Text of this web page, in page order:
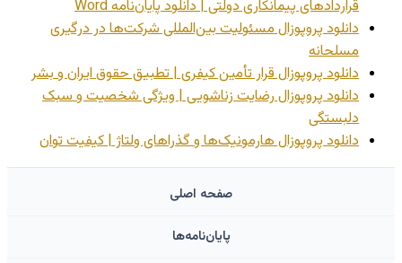
قراردادهای پیمانکاری دولتی | دانلود پایان‌نامه Word
دانلود پروپوزال مسئولیت بین‌المللی شرکت‌ها در درگیری
مسلحانه
دانلود پروپوزال قرار تأمین کیفری | تطبیق حقوق ایران و بشر
دانلود پروپوزال رضایت زناشویی | ویژگی شخصیت و سبک
دلبستگی
دانلود پروپوزال هارمونیک‌ها و گذراهای ولتاژ | کیفیت توان
صفحه اصلی
پایان‌نامه‌ها